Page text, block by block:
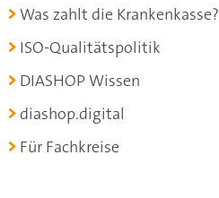
Was zahlt die Krankenkasse?
ISO-Qualitätspolitik
DIASHOP Wissen
diashop.digital
Für Fachkreise